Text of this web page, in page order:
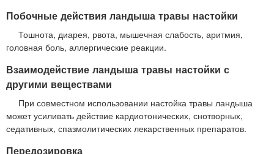
Побочные действия ландыша травы настойки
Тошнота, диарея, рвота, мышечная слабость, аритмия,
головная боль, аллергические реакции.
Взаимодействие ландыша травы настойки с
другими веществами
При совместном использовании настойка травы ландыша
может усиливать действие кардиотонических, снотворных,
седативных, спазмолитических лекарственных препаратов.
Передозировка